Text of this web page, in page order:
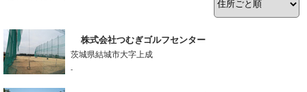
株式会社つむぎゴルフセンター
茨城県結城市大字上成
-